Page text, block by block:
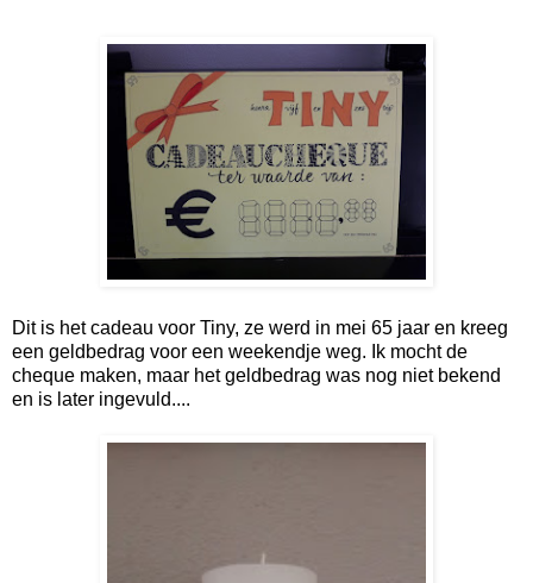
Dit is het cadeau voor Tiny, ze werd in mei 65 jaar en kreeg
een geldbedrag voor een weekendje weg. Ik mocht de
cheque maken, maar het geldbedrag was nog niet bekend
en is later ingevuld....